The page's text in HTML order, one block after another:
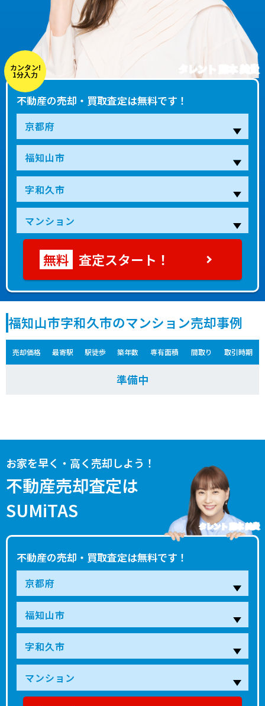
タレント 藤本 美貴
カンタン!
1分入力
不動産の売却・買取査定は無料です！
査定スタート！
福知山市字和久市のマンション売却事例
売却価格 最寄駅 駅徒歩 築年数 専有面積 間取り 取引時期
準備中
お家を早く・高く売却しよう！
不動産売却査定は
SUMiTAS
不動産の売却・買取査定は無料です！
タレント 藤本 美貴